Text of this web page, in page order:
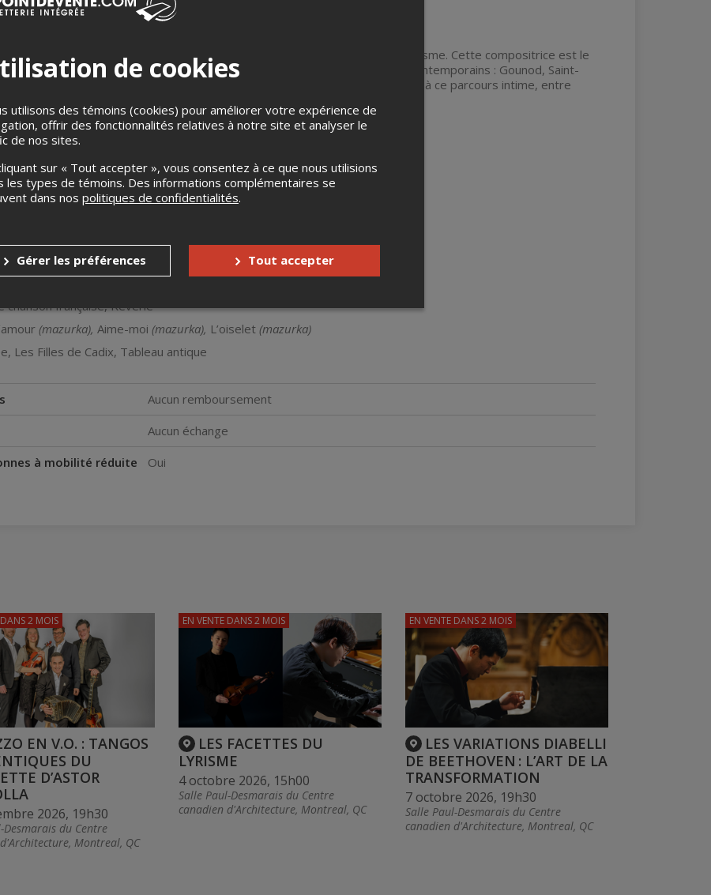
de la Cantatrice légendaire Pauline Viardot, figure rayonnante du romantisme. Cette compositrice est le
programme où se croisent ses propres mazurkas et les mélodies de ses contemporains : Gounod, Saint-
Des pages de piano solo, délicatement semées, offrent respiration à ce parcours intime, entre
élégance de salon.
Solitude, Venise
Le secret
28 n° 4 en mi mineur
Rêverie
lettre Mots d’amour
chanson française, Rêverie
(mazurka), Aime-moi (mazurka), L’oiselet (mazurka)
Les Filles de Cadix, Tableau antique
Aucun remboursement
Aucun échange
à mobilité réduite
Oui
EN V.O. : TANGOS
DU
D’ASTOR
2026, 19h30
Desmarais du Centre
Montreal, QC
DANS 2 MOIS
LES FACETTES DU
LYRISME
4 octobre 2026, 15h00
Salle Paul-Desmarais du Centre
canadien d'Architecture, Montreal, QC
EN VENTE DANS 2 MOIS
LES VARIATIONS DIABELLI
DE BEETHOVEN : L’ART DE LA
TRANSFORMATION
7 octobre 2026, 19h30
Salle Paul-Desmarais du Centre
canadien d'Architecture, Montreal, QC
EN VENTE DANS 2 MOIS
de cookies
utilisons des témoins (cookies) pour améliorer votre expérience de
offrir des fonctionnalités relatives à notre site et analyser le
de nos sites.
sur « Tout accepter », vous consentez à ce que nous utilisions
les types de témoins. Des informations complémentaires se
dans nos politiques de confidentialités.
Gérer les préférences Tout accepter